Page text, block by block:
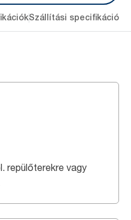
Szállítási specifikációk
repülőterekre vagy